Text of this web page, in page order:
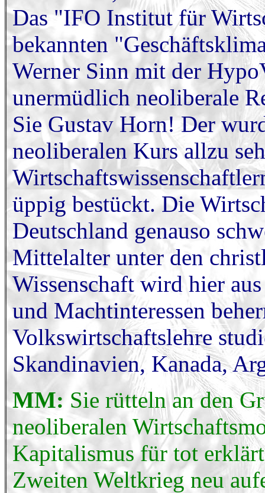
Das "IFO Institut für
bekannten
Werner Sinn mit der
unermüdlich neoliberale
Sie Gustav Horn! Der
neoliberalen Kurs allzu
üppig bestückt. Die
Deutschland genauso
Mittelalter unter den
Wissenschaft wird hier
und Machtinteressen
Volkswirtschaftslehre
Skandinavien, Kanada,
MM: Sie rütteln an den
neoliberalen
Kapitalismus für tot
Zweiten Weltkrieg neu